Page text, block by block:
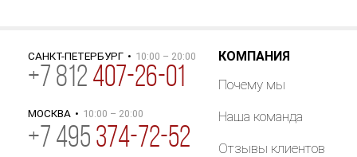
САНКТ-ПЕТЕРБУРГ • 10:00 – 20:00
+7 812 407-26-01
МОСКВА • 10:00 – 20:00
+7 495 374-72-52
КОМПАНИЯ
Почему мы
Наша команда
Отзывы клиентов